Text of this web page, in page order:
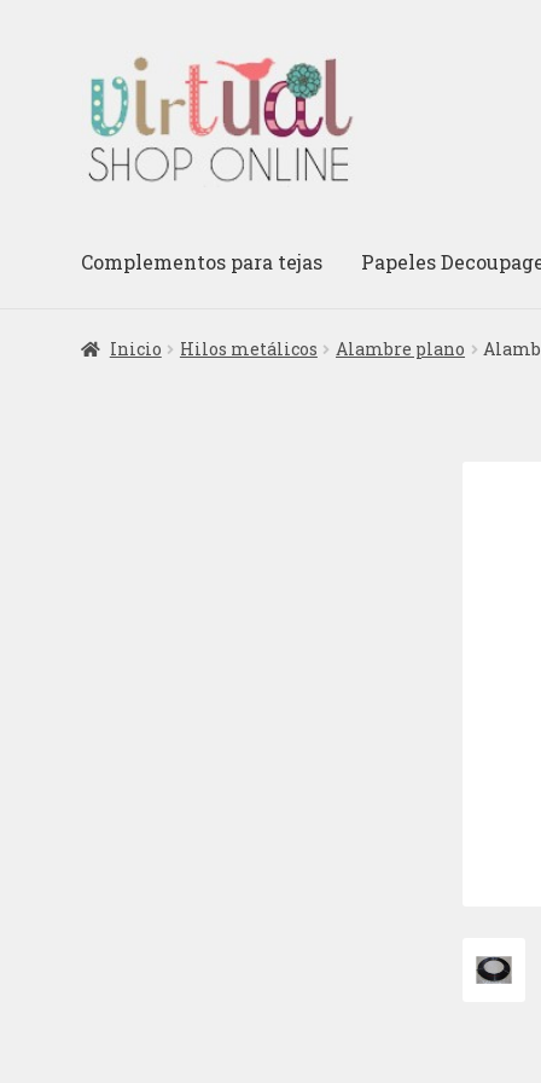
la
navegación
al
contenido
Complementos para tejas Papeles
Inicio Hilos metálicos Alambre plano